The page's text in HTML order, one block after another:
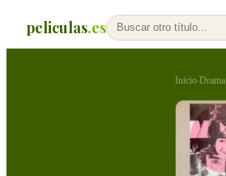
peliculas.es
Inicio›Drama